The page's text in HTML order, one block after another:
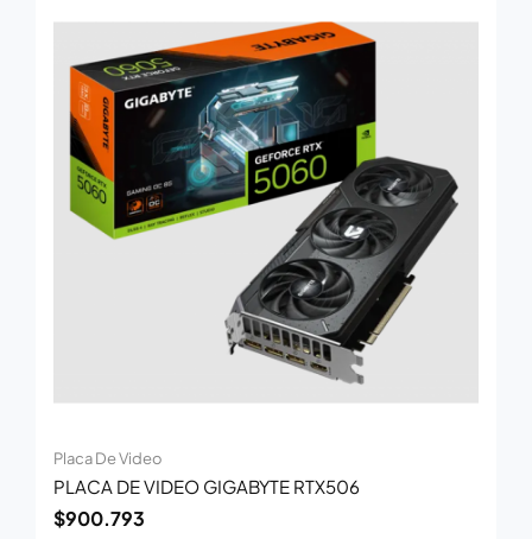
Placa De Video
PLACA DE VIDEO GIGABYTE RTX506
$900.793